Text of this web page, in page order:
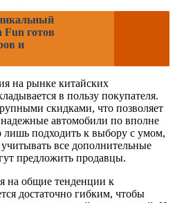
Fun готов
и
на рынке китайских
в пользу покупателя.
скидками, что позволяет
автомобили по вполне
подходить к выбору с умом,
все дополнительные
предложить продавцы.
на общие тенденции к
достаточно гибким, чтобы